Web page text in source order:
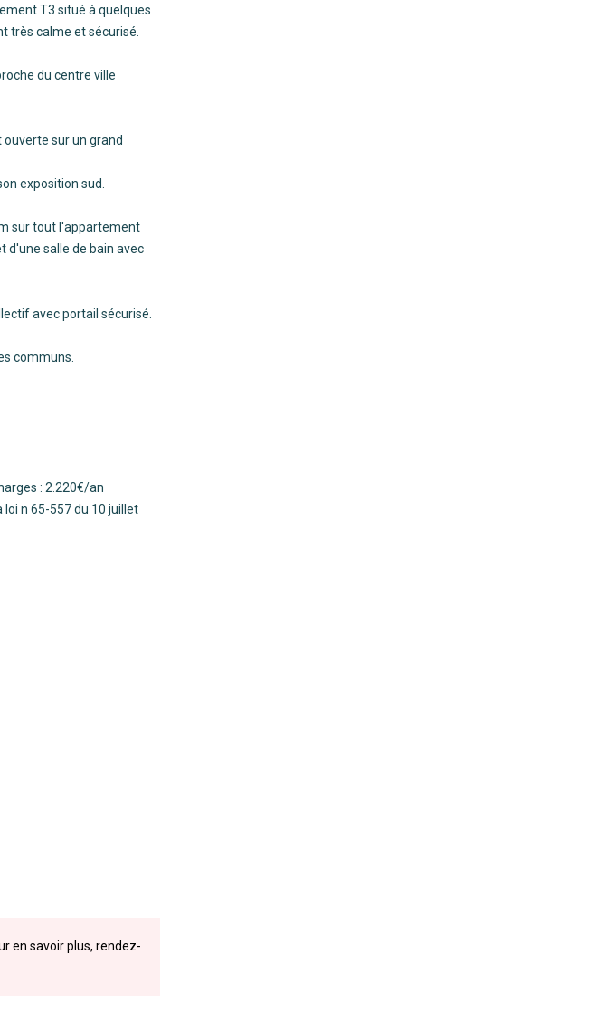
T3 situé à quelques
très calme et sécurisé.
du centre ville
sur un grand
exposition sud.
sur tout l'appartement
d'une salle de bain avec
avec portail sécurisé.
communs.
: 2.220€/an
n 65-557 du 10 juillet
en savoir plus, rendez-